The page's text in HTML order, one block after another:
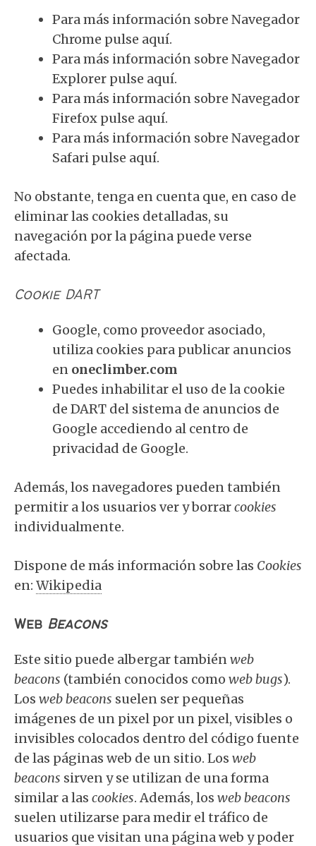
Para más información sobre Navegador
Chrome pulse aquí.
Para más información sobre Navegador
Explorer pulse aquí.
Para más información sobre Navegador
Firefox pulse aquí.
Para más información sobre Navegador
Safari pulse aquí.
No obstante, tenga en cuenta que, en caso de
eliminar las cookies detalladas, su
navegación por la página puede verse
afectada.
Cookie DART
Google, como proveedor asociado,
utiliza cookies para publicar anuncios
en oneclimber.com
Puedes inhabilitar el uso de la cookie
de DART del sistema de anuncios de
Google accediendo al centro de
privacidad de Google.
Además, los navegadores pueden también
permitir a los usuarios ver y borrarcookies
individualmente.
Dispone de más información sobre las Cookies
en: Wikipedia
Web Beacons
Este sitio puede albergar tambiénweb
beacons (también conocidos como web bugs).
Los web beacons suelen ser pequeñas
imágenes de un pixel por un pixel, visibles o
invisibles colocados dentro del código fuente
de las páginas web de un sitio. Los web
beacons sirven y se utilizan de una forma
similar a las cookies. Además, los web beacons
suelen utilizarse para medir el tráfico de
usuarios que visitan una página web y poder